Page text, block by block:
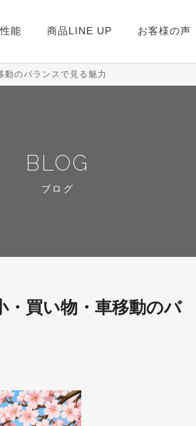
能 商品LINE UP お客様の声
動のバランスで見る魅力
BLOG
ブログ
・買い物・車移動のバ